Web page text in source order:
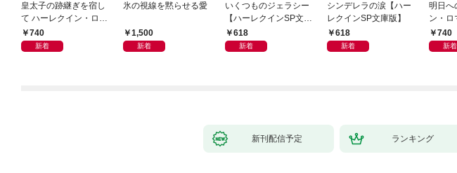
皇太子の跡継ぎを宿し
て ハーレクイン・ロマ
ンス～純潔のシンデレ
ラ～
740
新着
氷の視線を黙らせる愛
1,500
新着
いくつものジェラシー
【ハーレクインSP文庫
版】618
新着
シンデレラの涙【ハー
レクインSP文庫版】
618
新着
明日へ
ン・ロ
名作選
ン・ロ
740
新着
新刊配信予定 ランキング